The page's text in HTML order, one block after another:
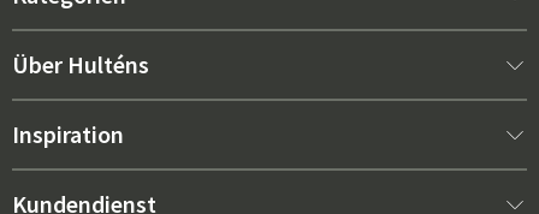
Neu bei uns
Innenausstattung
Über Hulténs
Über Hulténs
Inspiration
Bestseller
Kundendienst